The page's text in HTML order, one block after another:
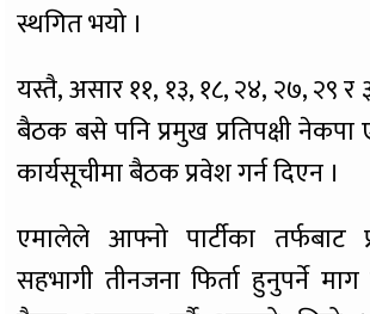
स्थगित भयो ।
यस्तै, असार ११, १३, १८, २४, २७, २९
बैठक बसे पनि प्रमुख प्रतिपक्षी
कार्यसूचीमा बैठक प्रवेश गर्न दिएन ।
एमालेले आफ्नो पार्टीका तर्फबाट
सहभागी तीनजना फिर्ता हुनुपर्ने